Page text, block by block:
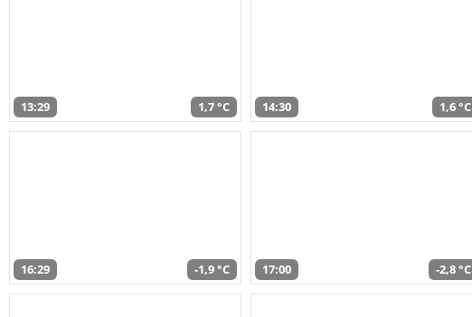
13:29 1,7 °C 14:30 1,6 °C
16:29 -1,9 °C 17:00 -2,8 °C